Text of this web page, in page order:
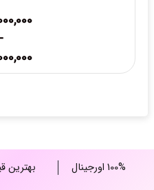
100% اورجینال بهترین